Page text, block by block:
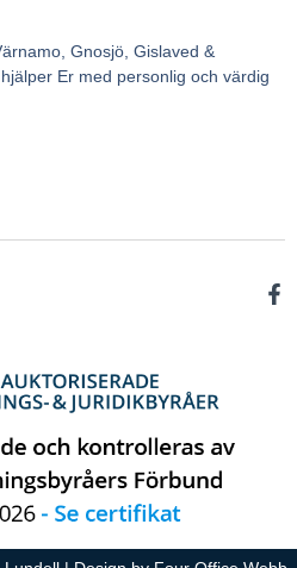
Gnosjö, Gislaved &
Er med personlig och värdig